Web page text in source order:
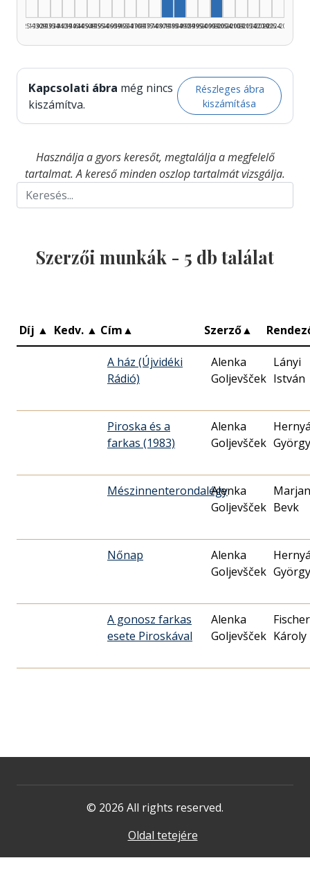
1925–1929
1930–1934
1935–1939
1940–1944
1945–1949
1950–1954
1955–1959
1960–1964
1965–1969
1970–1974
1975–1979
1980–1984
1985–1989
1990–1994
1995–1999
2000–2004
2005–2009
2010–2014
2015–2019
2020–2024
2025–2026
Kapcsolati ábra még nincs
kiszámítva.
Részleges ábra
kiszámítása
Használja a gyors keresőt, megtalálja a megfelelő
tartalmat. A kereső minden oszlop tartalmát vizsgálja.
Szerzői munkák - 5 db találat
Díj ▲ Kedv. ▲ Cím▲ Szerző▲
A ház (Újvidéki
Rádió)
Alenka
Goljevšček
Lányi
István
Piroska és a
farkas (1983)
Alenka
Goljevšček György
MészinnenterondalégyAlenka
Goljevšček
Marjan
Bevk
Nőnap
Alenka
Goljevšček György
A gonosz farkas
esete Piroskával
Alenka
Goljevšček
Fischer
Károly
© 2026 All rights reserved.
Oldal tetejére